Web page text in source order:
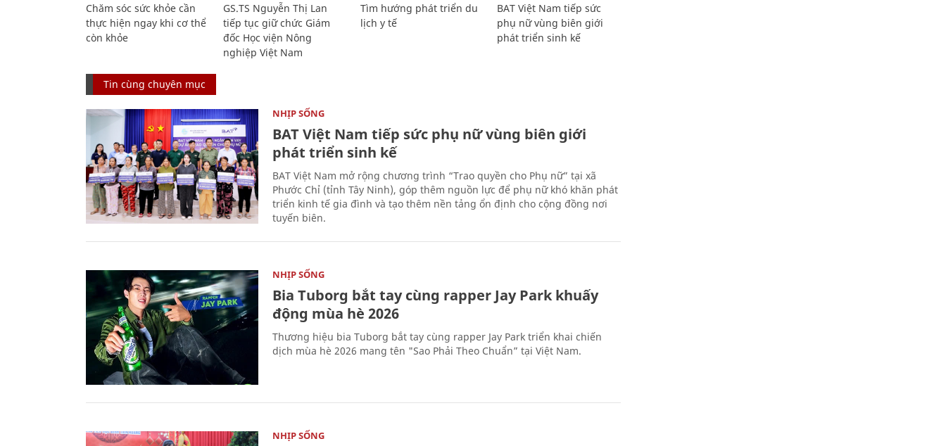
Chăm sóc sức khỏe cần
thực hiện ngay khi cơ thể
còn khỏe
GS.TS Nguyễn Thị Lan
tiếp tục giữ chức Giám
đốc Học viện Nông
nghiệp Việt Nam
Tìm hướng phát triển du
lịch y tế
BAT Việt Nam tiếp sức
phụ nữ vùng biên giới
phát triển sinh kế
Tin cùng chuyên mục
NHỊP SỐNG
BAT Việt Nam tiếp sức phụ nữ vùng biên giới
phát triển sinh kế
BAT Việt Nam mở rộng chương trình “Trao quyền cho Phụ nữ” tại xã
Phước Chỉ (tỉnh Tây Ninh), góp thêm nguồn lực để phụ nữ khó khăn phát
triển kinh tế gia đình và tạo thêm nền tảng ổn định cho cộng đồng nơi
tuyến biên.
NHỊP SỐNG
Bia Tuborg bắt tay cùng rapper Jay Park khuấy
động mùa hè 2026
Thương hiệu bia Tuborg bắt tay cùng rapper Jay Park triển khai chiến
dịch mùa hè 2026 mang tên "Sao Phải Theo Chuẩn” tại Việt Nam.
NHỊP SỐNG